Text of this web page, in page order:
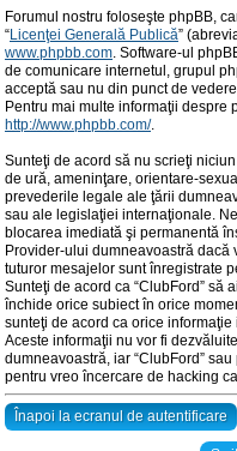
Forumul nostru foloseşte phpBB,
“Licenţei Generală Publică”
www.phpbb.com. Software-ul
de comunicare internetul, grupul
acceptă sau nu din punct de
Pentru mai multe informaţii despre
http://www.phpbb.com/.
Sunteţi de acord să nu scrieţi
de ură, ameninţare, orientare-
prevederile legale ale ţării
sau ale legislaţiei internaţionale.
blocarea imediată şi permanentă
Provider-ului dumneavoastră dacă
tuturor mesajelor sunt înregistrate
Sunteţi de acord ca “ClubFord” să
închide orice subiect în orice
sunteţi de acord ca orice
Aceste informaţii nu vor fi
dumneavoastră, iar “ClubFord”
pentru vreo încercare de hacking
Înapoi la ecranul de autentificare